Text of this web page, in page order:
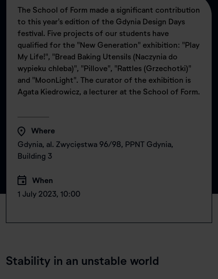
The School of Form made a significant contribution
to this year's edition of the Gdynia Design Days
festival. Five projects of our students have
qualified for the "New Generation" exhibition: "Play
My Life!", "Bread Baking Utensils (Naczynia do
wypieku chleba)", "Pillove", "Rattles (Grzechotki)"
and "MoonLight". The curator of the exhibition is
Agata Kiedrowicz, a lecturer at the School of Form.
Where
Gdynia, al. Zwycięstwa 96/98, PPNT Gdynia,
Building 3
When
1 July 2023, 10:00
Stability in an unstable world